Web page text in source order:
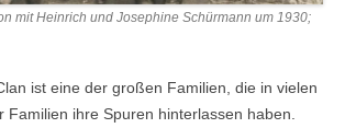
mit Heinrich und Josephine Schürmann um 1930;
ist eine der großen Familien, die in vielen
Familien ihre Spuren hinterlassen haben.